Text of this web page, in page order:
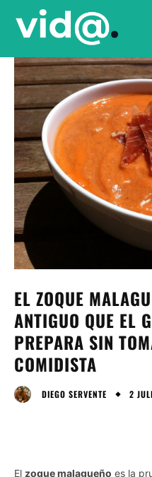
EL ZOQUE
ANTIGUO QUE EL
PREPARA SIN
COMIDISTA
DIEGO SERVENTE 2
El zoque malagueño es la